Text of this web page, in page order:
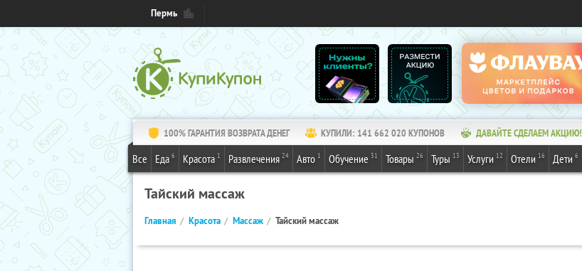
Пермь
100% ГАРАНТИЯ ВОЗВРАТА ДЕНЕГ КУПИЛИ: 141 662 020КУПОНОВ ДАВАЙТЕ СДЕЛАЕМ АКЦИЮ!
Все Еда 6 Красота 1 Развлечения 24 Авто 1 Обучение 31 Товары 26 Туры 13 Услуги 12 Отели 16 Дети 6
Тайский массаж
Главная Красота Массаж Тайский массаж